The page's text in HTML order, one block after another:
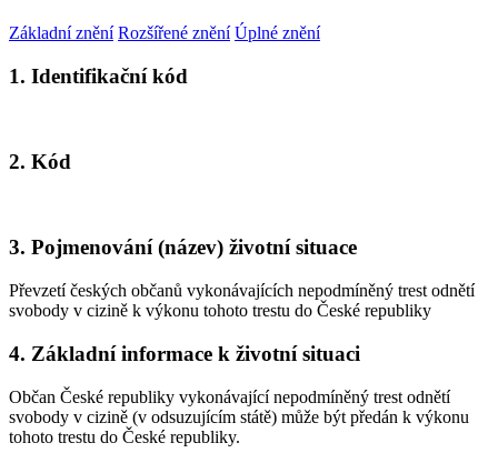
Základní znění Rozšířené znění Úplné znění
1. Identifikační kód
2. Kód
3. Pojmenování (název) životní situace
Převzetí českých občanů vykonávajících nepodmíněný trest odnětí
svobody v cizině k výkonu tohoto trestu do České republiky
4. Základní informace k životní situaci
Občan České republiky vykonávající nepodmíněný trest odnětí
svobody v cizině (v odsuzujícím státě) může být předán k výkonu
tohoto trestu do České republiky.